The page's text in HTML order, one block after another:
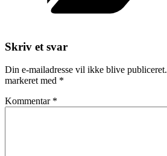
Skriv et svar
Din e-mailadresse vil ikke blive publiceret.
markeret med *
Kommentar *